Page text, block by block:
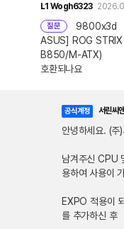
L1 Wogh6323
질문
9800x3d
ASUS] ROG
B850/M-ATX)
호환되나요
공식계정 서린씨
안녕하세요. (주
남겨주신 CPU
용하여 사용이
EXPO 적용이
를 추가하신 후